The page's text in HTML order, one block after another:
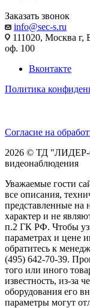
Заказать звонок
info@sec-s.ru
111020, Москва г,
оф. 100
Вконтакте
Политика
Согласие на
2026 © ТД "ЛИДЕР-
видеонаблюдения
Уважаемые гости
все описания,
представленные на
характер и не
п.2 ГК РФ. Чтобы
параметрах и цене
обратитесь к
(495) 642-70-39.
того или иного
известность, из-за
оборудования его
параметры могут